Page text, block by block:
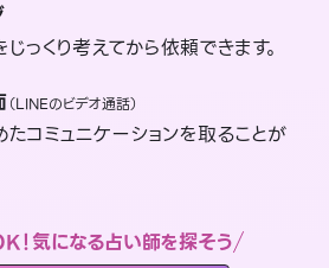
っくり考えてから依頼できます。
（LINEのビデオ通話）
コミュニケーションを取ることが
！気になる占い師を探そう